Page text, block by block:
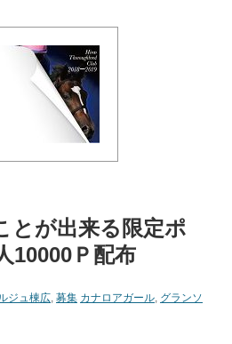
とが出来る限定ポ
10000Ｐ配布
ジュ棟広, 募集 カナロアガール, グランソ